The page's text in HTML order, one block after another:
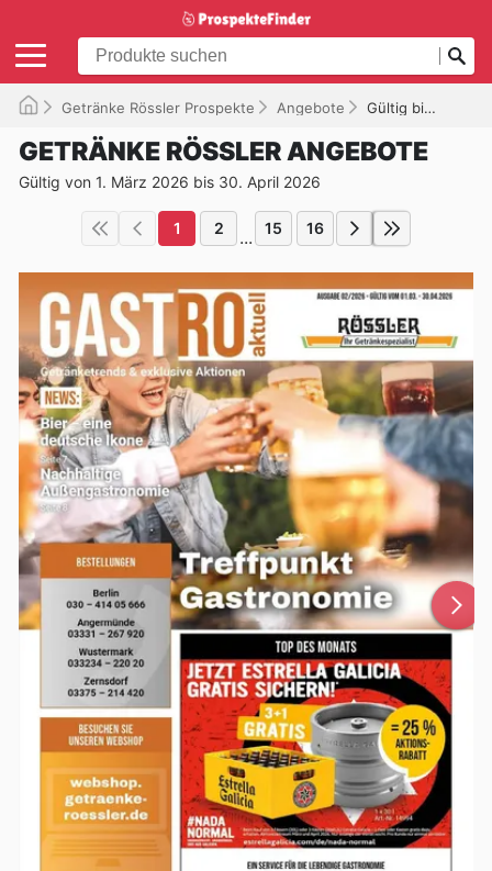
Getränke Rössler Prospekte Angebote Gültig bis 30.04.2026
GETRÄNKE RÖSSLER ANGEBOTE
Gültig von 1. März 2026 bis 30. April 2026
1 2 ... 15 16